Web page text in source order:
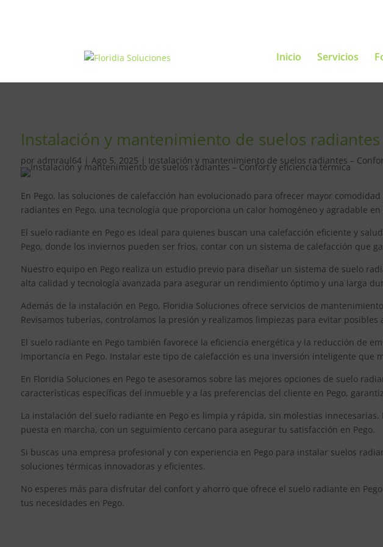
Inicio Servicios
Instalación y mantenimiento de suelos
por admraul64| Ago 5, 2025 | Instalación y mantenimiento de suelos radiantes –
En Pego, las soluciones de calefacción han evolucionado para ofrecer mayor
radiantes en Pego, una tecnología que proporciona un calor homogéneo y agradable
El suelo radiante en Pego es ideal para quienes buscan una calefacción eficiente y
Pego, donde los inviernos pueden ser fríos, contar con un sistema de calefacción que
Nuestro equipo en Pego realiza un estudio previo para diseñar un sistema de suelo
alta calidad y tecnología avanzada para asegurar un rendimiento óptimo y una larga
Además de la instalación en Pego, Floridia Soluciones ofrece servicios de
Revisamos tuberías, controlamos la presión y realizamos limpiezas para evitar
El suelo radiante en Pego también favorece la eficiencia energética y la reducción de
importancia en Pego. Instalar este tipo de calefacción es una inversión inteligente que
En Floridia Soluciones en Pego te asesoramos sobre las mejores opciones de suelo
características específicas del inmueble y a las preferencias del cliente en Pego,
La instalación del suelo radiante en Pego es limpia y rápida, sin molestias
puesta en marcha, con un seguimiento cercano para asegurar tu satisfacción en Pego.
Si buscas una empresa profesional y con experiencia en Pego para instalar suelos
soluciones térmicas innovadoras y eficientes.
No esperes más para disfrutar del confort y ahorro que ofrece el suelo radiante en
tus necesidades en Pego.